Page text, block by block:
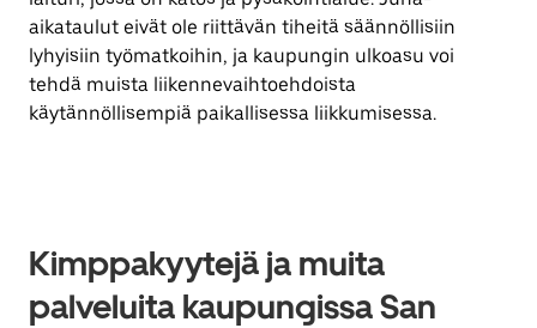
aikataulut eivät ole riittävän tiheitä säännöllisiin
lyhyisiin työmatkoihin, ja kaupungin ulkoasu voi
tehdä muista liikennevaihtoehdoista
käytännöllisempiä paikallisessa liikkumisessa.
Kimppakyytejä ja muita
palveluita kaupungissa San